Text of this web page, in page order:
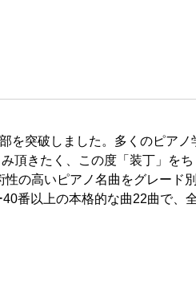
を突破しました。多くのピアノ
頂きたく、この度「装丁」を
の高いピアノ名曲をグレード
番以上の本格的な曲22曲で、